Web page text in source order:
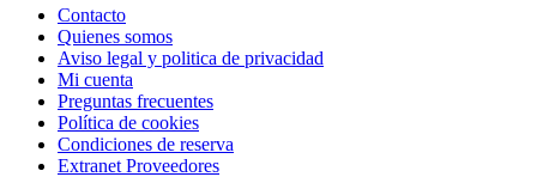
Contacto
Quienes somos
Aviso legal y politica de privacidad
Mi cuenta
Preguntas frecuentes
Política de cookies
Condiciones de reserva
Extranet Proveedores